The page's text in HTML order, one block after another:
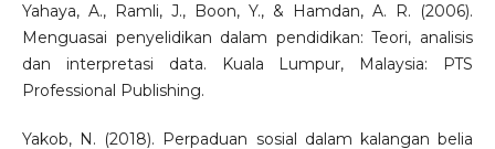
Yahaya, A., Ramli, J., Boon, Y., & Hamdan, A. R. (2006).
Menguasai penyelidikan dalam pendidikan: Teori, analisis
dan interpretasi data. Kuala Lumpur, Malaysia: PTS
Professional Publishing.
Yakob, N. (2018). Perpaduan sosial dalam kalangan belia